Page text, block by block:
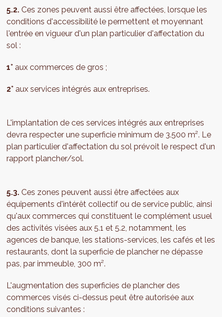
5.2.Ces zones peuvent aussi être affectées, lorsque les
conditions d'accessibilité le permettent et moyennant
l'entrée en vigueur d'un plan particulier d'affectation du
sol :
1° aux commerces de gros ;
2° aux services intégrés aux entreprises.
L'implantation de ces services intégrés aux entreprises
devra respecter une superficie minimum de 3.500 m². Le
plan particulier d'affectation du sol prévoit le respect d'un
rapport plancher/sol.
5.3.Ces zones peuvent aussi être affectées aux
équipements d'intérêt collectif ou de service public, ainsi
qu'aux commerces qui constituent le complément usuel
des activités visées aux 5.1 et 5.2, notamment, les
agences de banque, les stations-services, les cafés et les
restaurants, dont la superficie de plancher ne dépasse
pas, par immeuble, 300 m².
L'augmentation des superficies de plancher des
commerces visés ci-dessus peut être autorisée aux
conditions suivantes :